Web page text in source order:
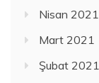
Nisan 2021
Mart 2021
Şubat 2021